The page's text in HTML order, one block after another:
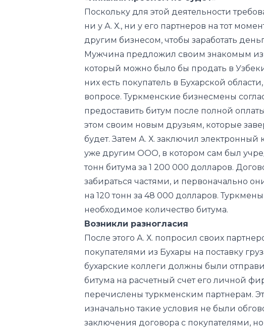
Мужчина предложил своим знакомым из
который можно было бы продать в
них есть покупатель в Бухарской
вопросе. Туркменские бизнесмены
предоставить битум после полной
этом своим новым друзьям, которые
будет. Затем А. Х. заключил электронный
уже другим ООО, в котором сам был
тонн битума за 1 200 000 долларов.
забираться частями, и первоначально
на 120 тонн за 48 000 долларов.
необходимое количество битума.
Возникли разногласия
После этого А. Х. попросил своих
покупателями из Бухары на поставку
бухарские коллеги должны были
битума на расчетный счет его личной
перечислены туркменским партнерам.
изначально такие условия не были
заключения договора с покупателями, но
с этим вопросом. В результате
знаком, начала предъявлять претензии.
возникли некоторые проблемы и